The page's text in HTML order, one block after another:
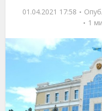
01.04.2021 17:58
1